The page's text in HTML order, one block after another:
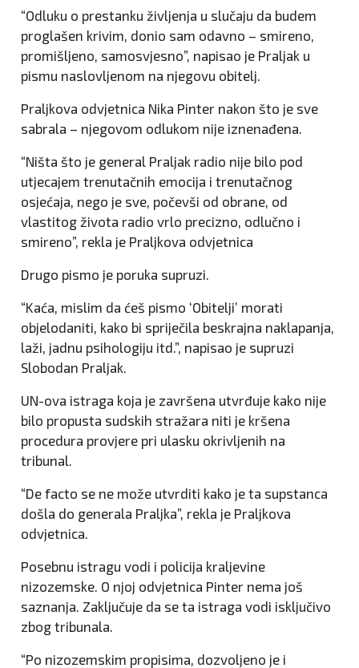
“Odluku o prestanku življenja u slučaju da budem
proglašen krivim, donio sam odavno – smireno,
promišljeno, samosvjesno”, napisao je Praljak u
pismu naslovljenom na njegovu obitelj.
Praljkova odvjetnica Nika Pinter nakon što je sve
sabrala – njegovom odlukom nije iznenađena.
“Ništa što je general Praljak radio nije bilo pod
utjecajem trenutačnih emocija i trenutačnog
osjećaja, nego je sve, počevši od obrane, od
vlastitog života radio vrlo precizno, odlučno i
smireno”, rekla je Praljkova odvjetnica
Drugo pismo je poruka supruzi.
“Kaća, mislim da ćeš pismo ‘Obitelji’ morati
objelodaniti, kako bi spriječila beskrajna naklapanja,
laži, jadnu psihologiju itd.”, napisao je supruzi
Slobodan Praljak.
UN-ova istraga koja je završena utvrđuje kako nije
bilo propusta sudskih stražara niti je kršena
procedura provjere pri ulasku okrivljenih na
tribunal.
“De facto se ne može utvrditi kako je ta supstanca
došla do generala Praljka”, rekla je Praljkova
odvjetnica.
Posebnu istragu vodi i policija kraljevine
nizozemske. O njoj odvjetnica Pinter nema još
saznanja. Zaključuje da se ta istraga vodi isključivo
zbog tribunala.
“Po nizozemskim propisima, dozvoljeno je i